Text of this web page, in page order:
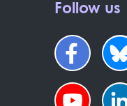
Follow us